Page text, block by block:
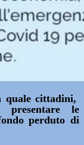
cittadini,
presentare le
perduto di